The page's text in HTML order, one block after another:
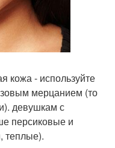
кожа - используйте
мерцанием (то
девушкам с
персиковые и
теплые).